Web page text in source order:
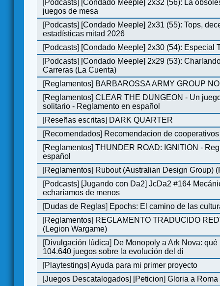
[Podcasts] [Condado Meeple] 2x32 (56): La
juegos de mesa
[Podcasts] [Condado Meeple] 2x31 (55): Tops,
estadísticas mitad 2026
[Podcasts] [Condado Meeple] 2x30 (54): Especial
[Podcasts] [Condado Meeple] 2x29 (53):
Carreras (La Cuenta)
[Reglamentos] BARBAROSSA ARMY GROUP
[Reglamentos]CLEAR THE DUNGEON - Un
solitario - Reglamento en español
[Reseñas escritas] DARK QUARTER
[Recomendados] Recomendacion de
[Reglamentos]THUNDER ROAD: IGNITION -
español
[Reglamentos] Rubout (Australian Design Group)
[Podcasts] [Jugando con Da2] JcDa2 #164
echaríamos de menos
[Dudas de Reglas] Epochs: El camino de las
[Reglamentos] REGLAMENTO TRADUCIDO
(Legion Wargame)
[Divulgación lúdica] De Monopoly a Ark Nova:
104.640 juegos sobre la evolución del di
[Playtestings]Ayuda para mi primer proyecto
[Juegos Descatalogados] [Peticion] Gloria a Roma